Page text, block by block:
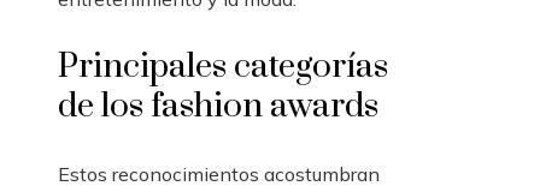
Principales categorías
de los fashion awards
Estos reconocimientos acostumbran